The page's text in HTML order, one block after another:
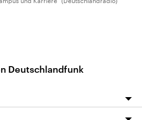
Deutschlandfunk